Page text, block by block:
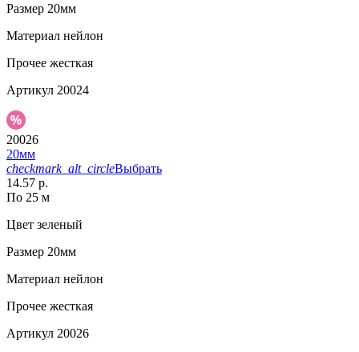
Размер 20мм
Материал нейлон
Прочее жесткая
Артикул 20024
20026
20мм
checkmark_alt_circleВыбрать
14.57 р.
По 25 м
Цвет зеленый
Размер 20мм
Материал нейлон
Прочее жесткая
Артикул 20026